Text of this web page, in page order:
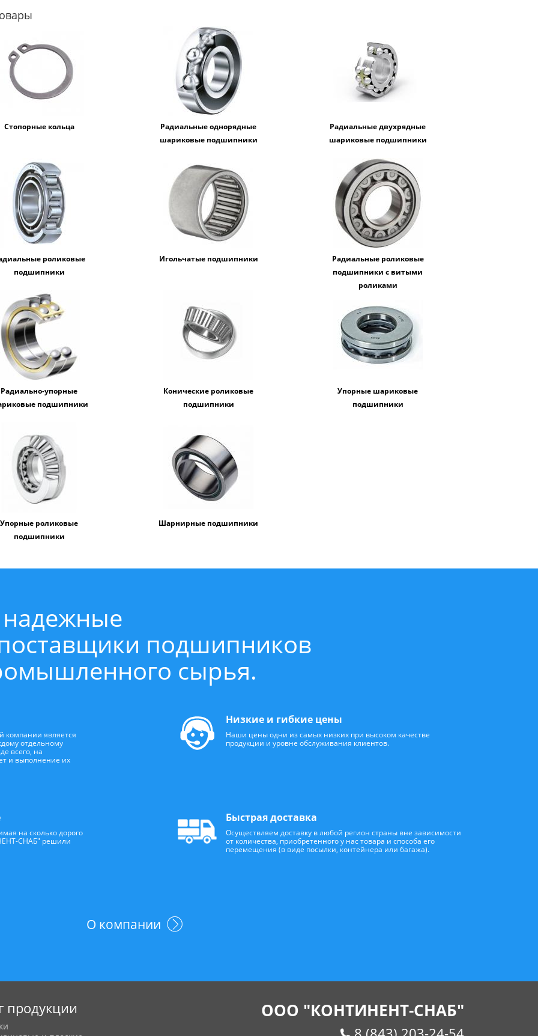
Стопорные кольца
Радиальные однорядные
шариковые подшипники
Радиальные двухрядные
шариковые подшипники
роликовые
подшипники
Игольчатые подшипники
Радиальные роликовые
подшипники с витыми
роликами
Радиально-упорные
подшипники
Конические роликовые
подшипники
Упорные шариковые
подшипники
Упорные роликовые
подшипники
Шарнирные подшипники
подшипников
сырья.
является
отдельному
всего, на
и выполнение их
Низкие и гибкие цены
Наши цены одни из самых низких при высоком качестве
продукции и уровне обслуживания клиентов.
на сколько дорого
СНАБ" решили
Быстрая доставка
Осуществляем доставку в любой регион страны вне зависимости
от количества, приобретенного у нас товара и способа его
перемещения (в виде посылки, контейнера или багажа).
О компании
продукции ООО "КОНТИНЕНТ-СНАБ"